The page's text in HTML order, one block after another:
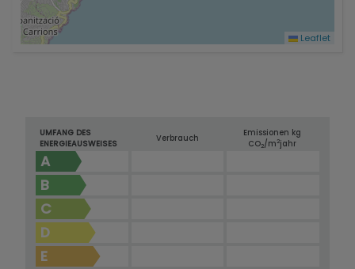
Leaflet
UMFANG DES
ENERGIEAUSWEISES
Verbrauch
Emissionen kg
CO2/m2jahr
A
B
C
D
E